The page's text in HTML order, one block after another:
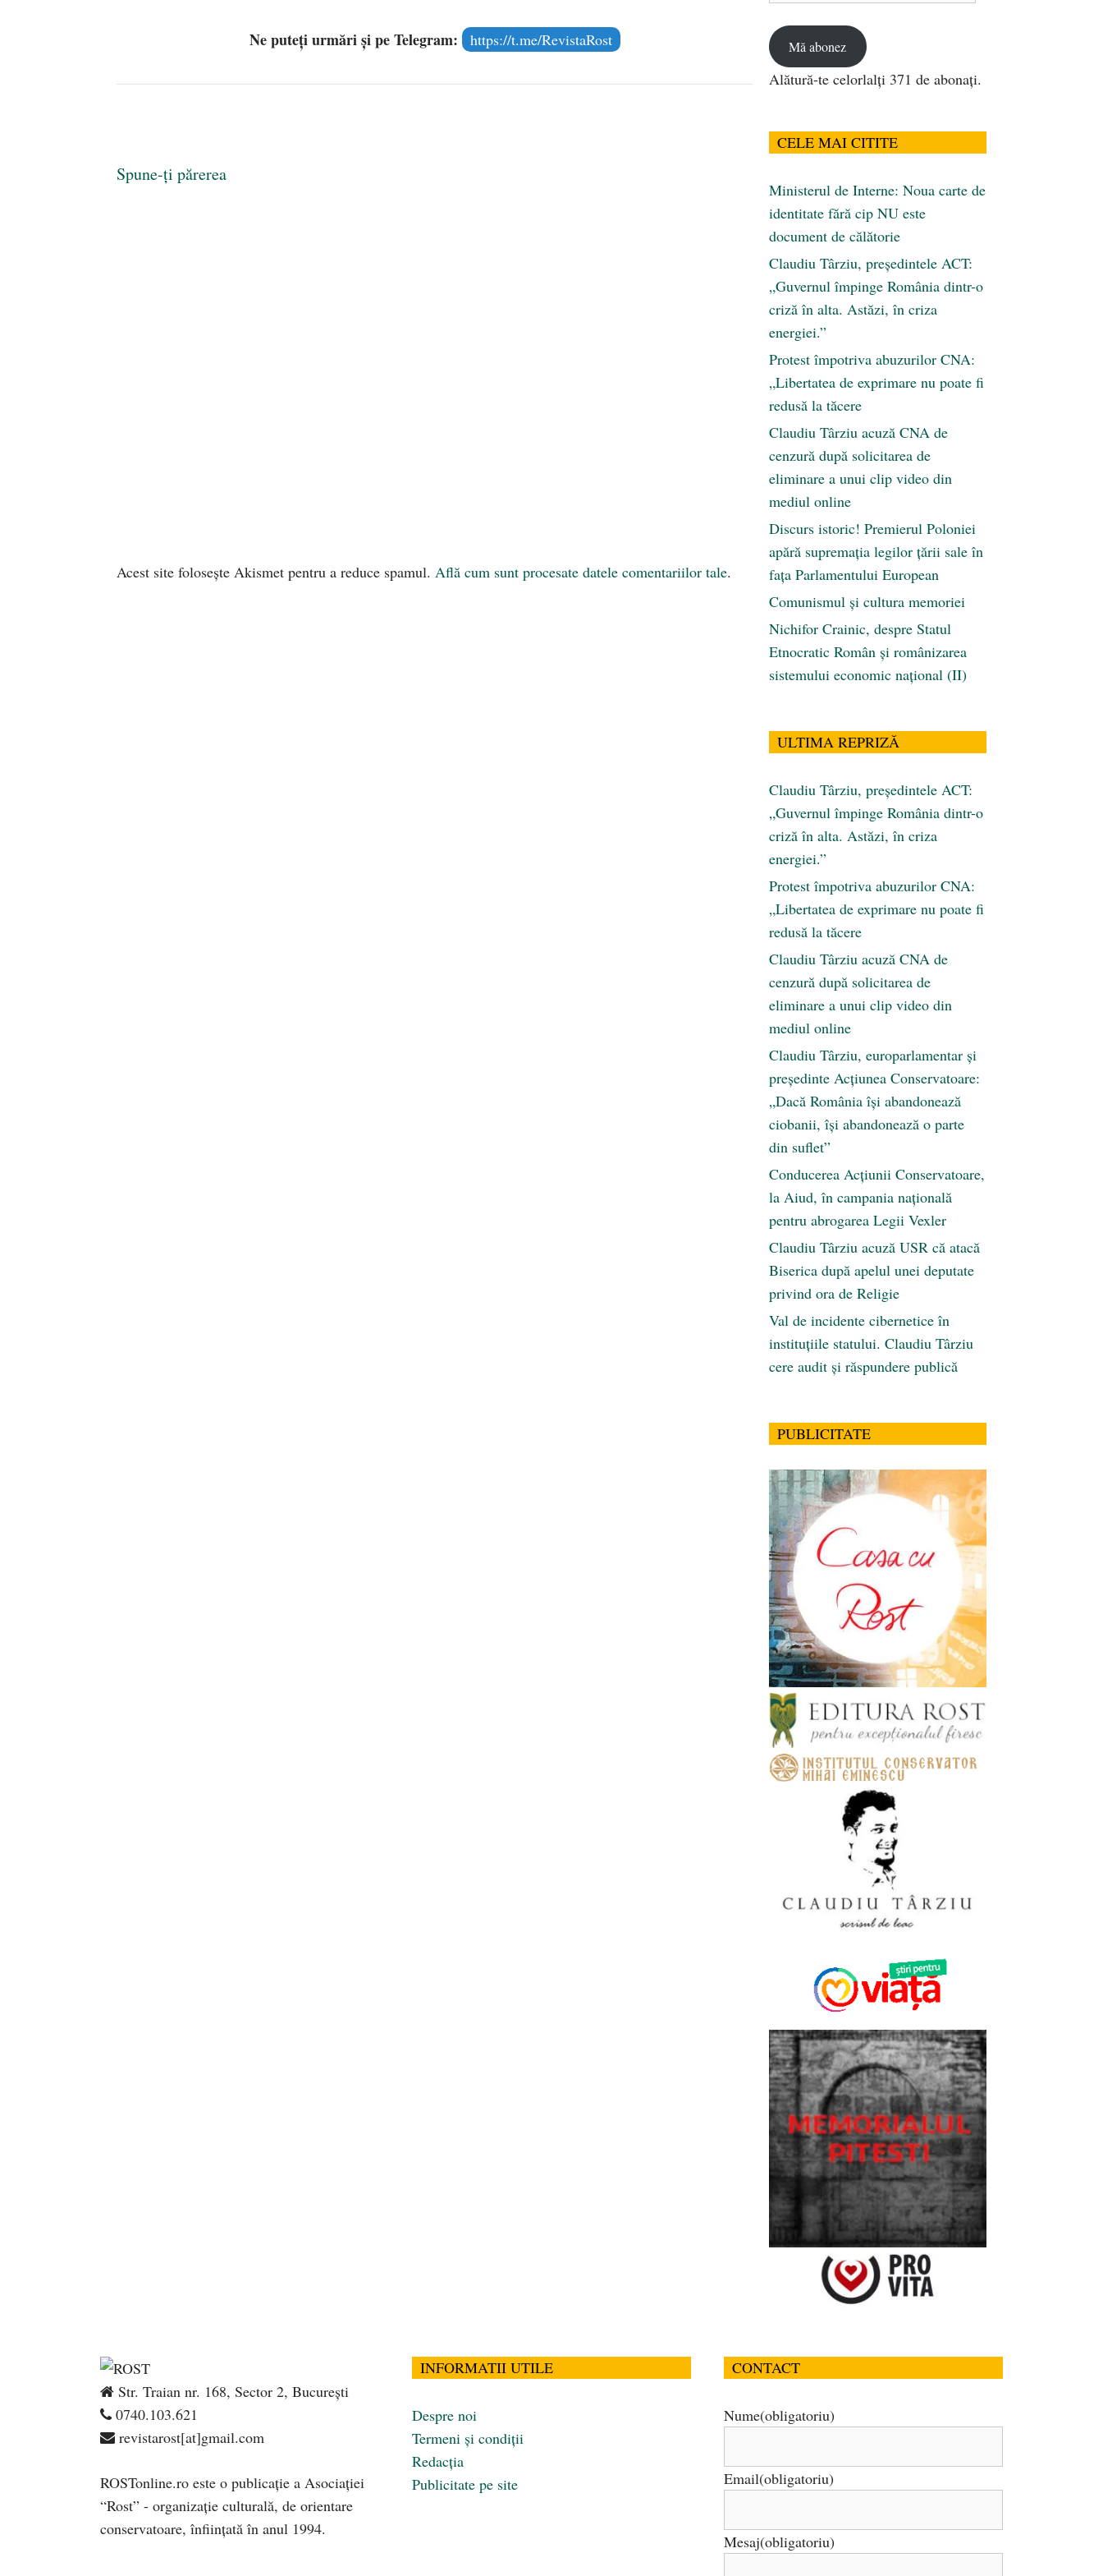
Ne puteți urmări și pe Telegram: https://t.me/RevistaRost
Spune-ți părerea
Acest site folosește Akismet pentru a reduce spamul. Află cum sunt procesate datele comentariilor tale.
Mă abonez
Alătură-te celorlalți 371 de abonați.
CELE MAI CITITE
Ministerul de Interne: Noua carte de
identitate fără cip NU este
document de călătorie
Claudiu Târziu, președintele ACT:
„Guvernul împinge România dintr-o
criză în alta. Astăzi, în criza
energiei.”
Protest împotriva abuzurilor CNA:
„Libertatea de exprimare nu poate fi
redusă la tăcere
Claudiu Târziu acuză CNA de
cenzură după solicitarea de
eliminare a unui clip video din
mediul online
Discurs istoric! Premierul Poloniei
apără supremația legilor țării sale în
fața Parlamentului European
Comunismul şi cultura memoriei
Nichifor Crainic, despre Statul
Etnocratic Român şi românizarea
sistemului economic naţional (II)
ULTIMA REPRIZĂ
Claudiu Târziu, președintele ACT:
„Guvernul împinge România dintr-o
criză în alta. Astăzi, în criza
energiei.”
Protest împotriva abuzurilor CNA:
„Libertatea de exprimare nu poate fi
redusă la tăcere
Claudiu Târziu acuză CNA de
cenzură după solicitarea de
eliminare a unui clip video din
mediul online
Claudiu Târziu, europarlamentar și
președinte Acțiunea Conservatoare:
„Dacă România își abandonează
ciobanii, își abandonează o parte
din suflet”
Conducerea Acțiunii Conservatoare,
la Aiud, în campania națională
pentru abrogarea Legii Vexler
Claudiu Târziu acuză USR că atacă
Biserica după apelul unei deputate
privind ora de Religie
Val de incidente cibernetice în
instituțiile statului. Claudiu Târziu
cere audit și răspundere publică
PUBLICITATE
Str. Traian nr. 168, Sector 2, București
0740.103.621
revistarost[at]gmail.com
ROSTonline.ro este o publicaţie a Asociaţiei
“Rost” - organizaţie culturală, de orientare
conservatoare, înfiinţată în anul 1994.
INFORMATII UTILE
Despre noi
Termeni și condiții
Redacția
Publicitate pe site
CONTACT
Nume(obligatoriu)
Email(obligatoriu)
Mesaj(obligatoriu)